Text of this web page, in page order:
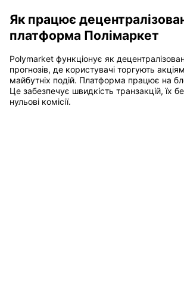
Як працює
платформа Полімаркет
Polymarket функціонує як
прогнозів, де користувачі торгують
майбутніх подій. Платформа працює на
Це забезпечує швидкість транзакцій, їх
нульові комісії.